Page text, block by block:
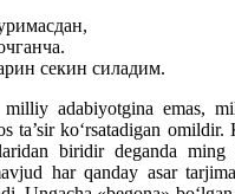
секин силадим.
milliy adabiyotgina emas,
ta’sir ko‘rsatadigan
biridir deganda
har qanday asar